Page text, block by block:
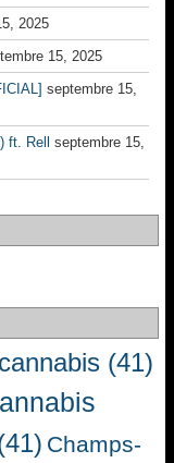
2025
15, 2025
septembre 15,
ft. Rell
septembre 15,
cannabis (41)
Champs-